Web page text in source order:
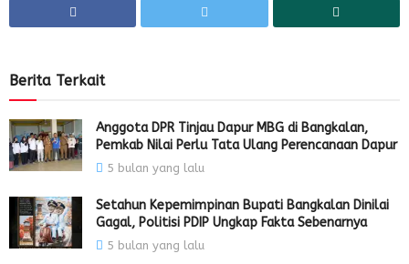
Berita Terkait
Anggota DPR Tinjau Dapur MBG di Bangkalan,
Pemkab Nilai Perlu Tata Ulang Perencanaan Dapur
5 bulan yang lalu
Setahun Kepemimpinan Bupati Bangkalan Dinilai
Gagal, Politisi PDIP Ungkap Fakta Sebenarnya
5 bulan yang lalu